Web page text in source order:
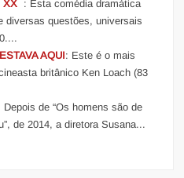
XX : Esta comédia dramática
diversas questões, universais
AQUI: Este é o mais
britânico Ken Loach (83
Depois de “Os homens são de
de 2014, a diretora Susana...